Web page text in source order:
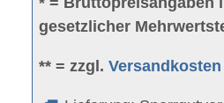
gesetzlicher
** = zzgl.Versandkosten